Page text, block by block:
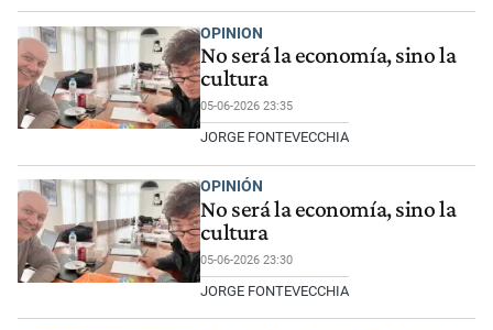
OPINION
No será la economía, sino la
cultura
05-06-2026 23:35
JORGE FONTEVECCHIA
OPINIÓN
No será la economía, sino la
cultura
05-06-2026 23:30
JORGE FONTEVECCHIA